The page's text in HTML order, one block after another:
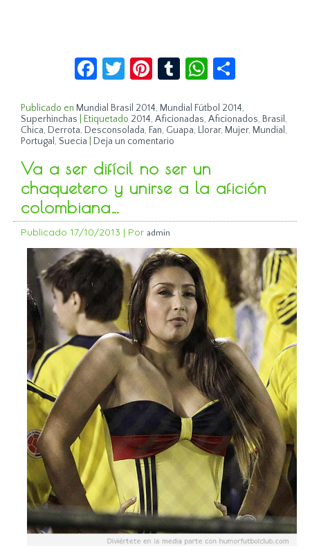
Facebook
Twitter
Pinterest
TumblrWhatsApp
Publicado en Mundial Brasil 2014, Mundial Fútbol 2014,
Superhinchas
Etiquetado 2014,Aficionadas,Aficionados, Brasil ,
Chica, Derrota, Desconsolada, Fan, Guapa, Llorar, Mujer, Mundial ,
Portugal , Suecia Deja un comentario
Va a ser difícil no ser un
chaquetero y unirse a la afición
colombiana…
Publicado 17/10/2013 | Por admin